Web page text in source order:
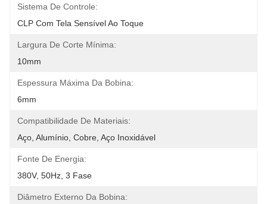
Sistema De Controle:
CLP Com Tela Sensível Ao Toque
Largura De Corte Mínima:
10mm
Espessura Máxima Da Bobina:
6mm
Compatibilidade De Materiais:
Aço, Alumínio, Cobre, Aço Inoxidável
Fonte De Energia:
380V, 50Hz, 3 Fase
Diâmetro Externo Da Bobina: